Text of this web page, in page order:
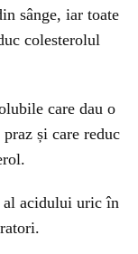
sânge, iar toate
colesterolul
care dau o
și care reduc
al acidului uric în